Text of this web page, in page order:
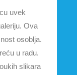
uvek
Ova
osoblja.
u radu.
slikara